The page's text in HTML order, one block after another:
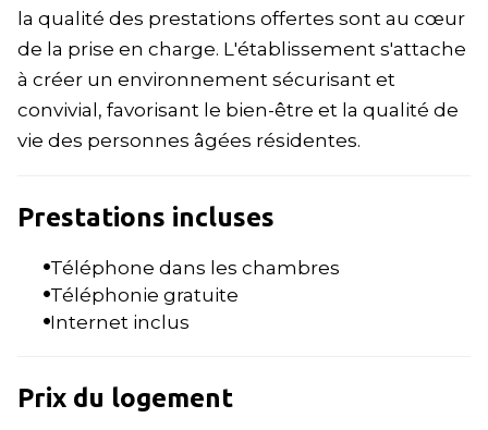
la qualité des prestations offertes sont au cœur
de la prise en charge. L'établissement s'attache
à créer un environnement sécurisant et
convivial, favorisant le bien-être et la qualité de
vie des personnes âgées résidentes.
Prestations incluses
Téléphone dans les chambres
Téléphonie gratuite
Internet inclus
Prix du logement